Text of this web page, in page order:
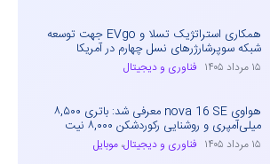
همکاری استراتژیک تسلا و EVgo جهت توسعه
شبکه سوپرشارژرهای نسل چهارم در آمریکا
۱۵ مرداد ۱۴۰۵ فناوری و دیجیتال
هواوی nova 16 SE معرفی شد: باتری ۸,۵۰۰
میلی‌آمپری و روشنایی رکوردشکن ۸,۰۰۰ نیت
۱۵ مرداد ۱۴۰۵ فناوری و دیجیتال، موبایل